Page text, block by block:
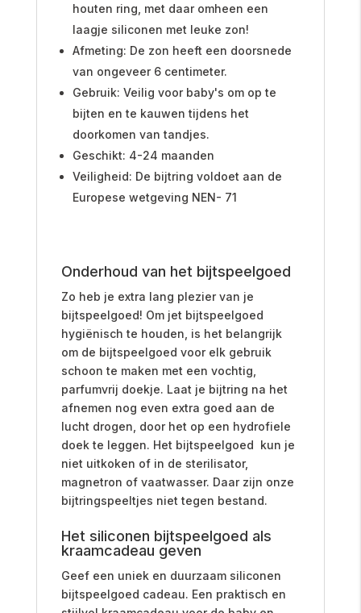
houten ring, met daar omheen een
laagje siliconen met leuke zon!
Afmeting: De zon heeft een doorsnede
van ongeveer 6 centimeter.
Gebruik: Veilig voor baby's om op te
bijten en te kauwen tijdens het
doorkomen van tandjes.
Geschikt: 4-24 maanden
Veiligheid: De bijtring voldoet aan de
Europese wetgeving NEN- 71
Onderhoud van het bijtspeelgoed
Zo heb je extra lang plezier van je
bijtspeelgoed! Om jet bijtspeelgoed
hygiënisch te houden, is het belangrijk
om de bijtspeelgoed voor elk gebruik
schoon te maken met een vochtig,
parfumvrij doekje. Laat je bijtring na het
afnemen nog even extra goed aan de
lucht drogen, door het op een hydrofiele
doek te leggen. Het bijtspeelgoed kun je
niet uitkoken of in de sterilisator,
magnetron of vaatwasser. Daar zijn onze
bijtringspeeltjes niet tegen bestand.
Het siliconen bijtspeelgoed als
kraamcadeau geven
Geef een uniek en duurzaam siliconen
bijtspeelgoed cadeau. Een praktisch en